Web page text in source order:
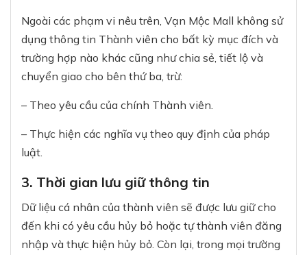
Ngoài các phạm vi nêu trên, Vạn Mộc Mall không sử
dụng thông tin Thành viên cho bất kỳ mục đích và
trường hợp nào khác cũng như chia sẻ, tiết lộ và
chuyển giao cho bên thứ ba, trừ:
– Theo yêu cầu của chính Thành viên.
– Thực hiện các nghĩa vụ theo quy định của pháp
luật.
3. Thời gian lưu giữ thông tin
Dữ liệu cá nhân của thành viên sẽ được lưu giữ cho
đến khi có yêu cầu hủy bỏ hoặc tự thành viên đăng
nhập và thực hiện hủy bỏ. Còn lại, trong mọi trường